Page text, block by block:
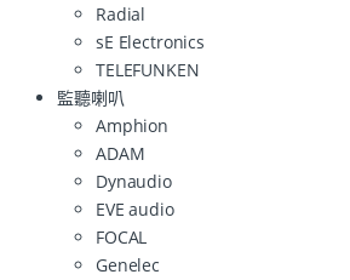
Radial
sE Electronics
TELEFUNKEN
監聽喇叭
Amphion
ADAM
Dynaudio
EVE audio
FOCAL
Genelec